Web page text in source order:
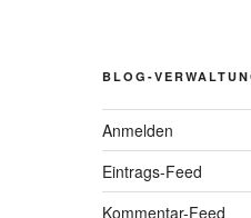
BLOG-
Anmelden
Eintrags-Feed
Kommentar-Feed